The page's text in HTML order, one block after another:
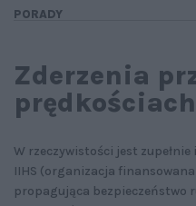
PORADY
Zderzenia
W rzeczywistości jest
IIHS (organizacja
propagująca bezpieczeństwo